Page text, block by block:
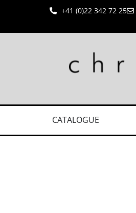
+41 (0)22 342 72 25
CATALOGUE